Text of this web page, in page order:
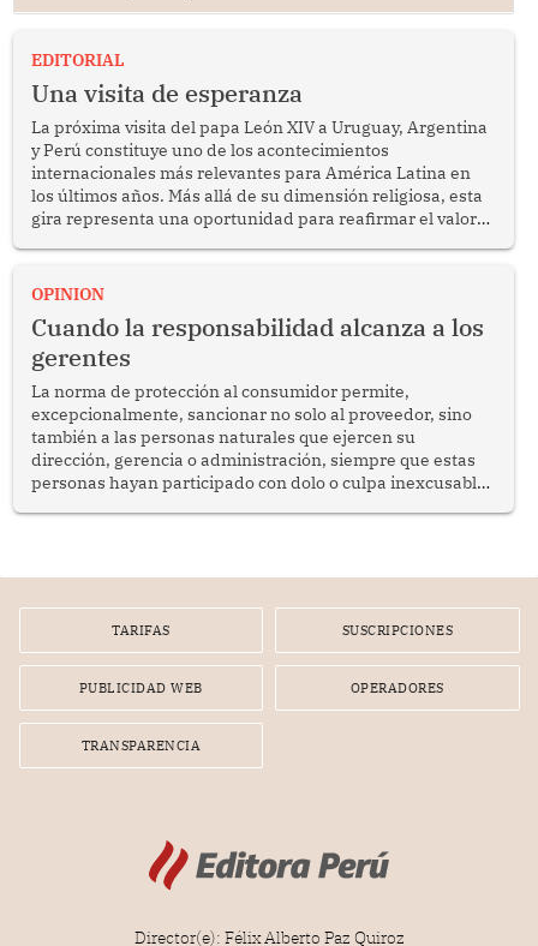
EDITORIAL
Una visita de esperanza
La próxima visita del papa León XIV a Uruguay, Argentina
y Perú constituye uno de los acontecimientos
internacionales más relevantes para América Latina en
los últimos años. Más allá de su dimensión religiosa, esta
gira representa una oportunidad para reafirmar el valor
enfrenta desafíos en materia de desarrollo, cohesión
OPINION
Cuando la responsabilidad alcanza a los
gerentes
La norma de protección al consumidor permite,
excepcionalmente, sancionar no solo al proveedor, sino
también a las personas naturales que ejercen su
dirección, gerencia o administración, siempre que estas
personas hayan participado con dolo o culpa inexcusable
por la frustrada realización de un meet and greet con
TARIFAS SUSCRIPCIONES
PUBLICIDAD WEB OPERADORES
TRANSPARENCIA
Director(e): Félix Alberto Paz Quiroz